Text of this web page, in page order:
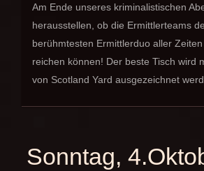
Am Ende unseres kriminalistischen
herausstellen, ob die Ermittlerteams
berühmtesten Ermittlerduo aller
reichen können! Der beste Tisch wird
von Scotland Yard ausgezeichnet
Sonntag,